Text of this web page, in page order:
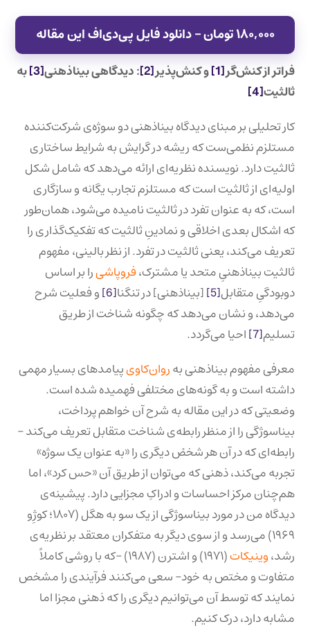
۱۸۰,۰۰۰ تومان – دانلود فایل پی‌دی‌اف این مقاله
فراتر از کنش‌گر[1] و کنش‌پذیر[2] : دیدگاهی بیناذهنی[3]
به
ثالثیت[4]
کار تحلیلی بر مبنای دیدگاه بیناذهنی دو سوژه‌ی شرکت‌کننده
مستلزم نظمی‌ست که ریشه در گرایش به شرایط ساختاری
ثالثیت دارد. نویسنده نظریه‌ای ارائه می‌دهد که شامل شکل
اولیه‌ای از ثالثیت است که مستلزم تجارب یگانه و سازگاری
است، که به عنوان تفرد در ثالثیت نامیده می‌شود، همان‌طور
که اشکال بعدی اخلاقی و نمادینِ ثالثیت که تفکیک‌گذاری را
تعریف می‌کند، یعنی ثالثیت در تفرد. از نظر بالینی، مفهوم
ثالثیت بیناذهنیِ متحد یا مشترک،فروپاشیرا بر اساس
دوبودگیِ متقابل[5] [بیناذهنی] در تنگنا[6]
و فعلیت شرح
می‌دهد، و نشان می‌دهد که چگونه شناخت از طریق
تسلیم[7]
احیا می‌گردد.
معرفی مفهوم بیناذهنی بهروان‌کاویپیامدهای بسیار مهمی
داشته است و به گونه‌های مختلفی فهمیده شده است.
وضعیتی که در این مقاله به شرح آن خواهم پرداخت،
بیناسوژگی را از منظر رابطه‌ی شناخت متقابل تعریف می‌کند –
رابطه‌ای که در آن هر شخصْ دیگری را «به عنوان یک سوژه»
تجربه می‌کند، ذهنی که می‌توان از طریق آن «حس کرد»، اما
هم‌چنان مرکز احساسات و ادراکِ مجزایی دارد. پیشینه‌ی
دیدگاه من در مورد بیناسوژگی از یک سو به هگل (۱۸۰۷؛ کوژِو
۱۹۶۹) می‌رسد و از سوی دیگر به متفکران معتقد بر نظریه‌ی
رشد،وینیکات
(۱۹۷۱) و اشترن (۱۹۸۷) –که با روشی کاملاً
متفاوت و مختص به خود– سعی می‌کنند فرآیندی را مشخص
نمایند که توسط آن می‌توانیم دیگری را که ذهنی مجزا اما
مشابه دارد، درک کنیم.